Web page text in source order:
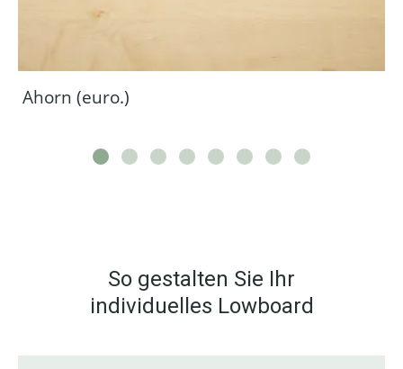
Ahorn (euro.)
So gestalten Sie Ihr
individuelles Lowboard